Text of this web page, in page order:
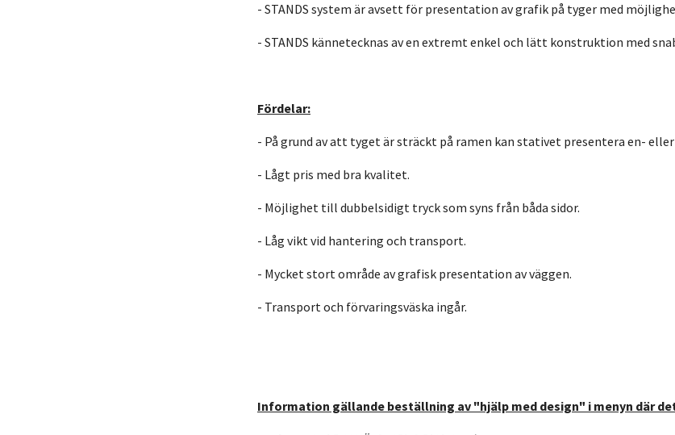
- STANDS system är avsett för presentation av grafik på tyger med
- STANDS kännetecknas av en extremt enkel och lätt konstruktion med
Fördelar:
- På grund av att tyget är sträckt på ramen kan stativet presentera en-
- Lågt pris med bra kvalitet.
- Möjlighet till dubbelsidigt tryck som syns från båda sidor.
- Låg vikt vid hantering och transport.
- Mycket stort område av grafisk presentation av väggen.
- Transport och förvaringsväska ingår.
Information gällande beställning av "hjälp med design" i menyn där